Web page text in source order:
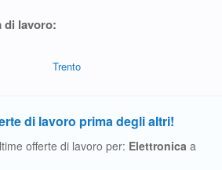
di lavoro:
Trento
di lavoro prima degli altri!
offerte di lavoro per: Elettronica a